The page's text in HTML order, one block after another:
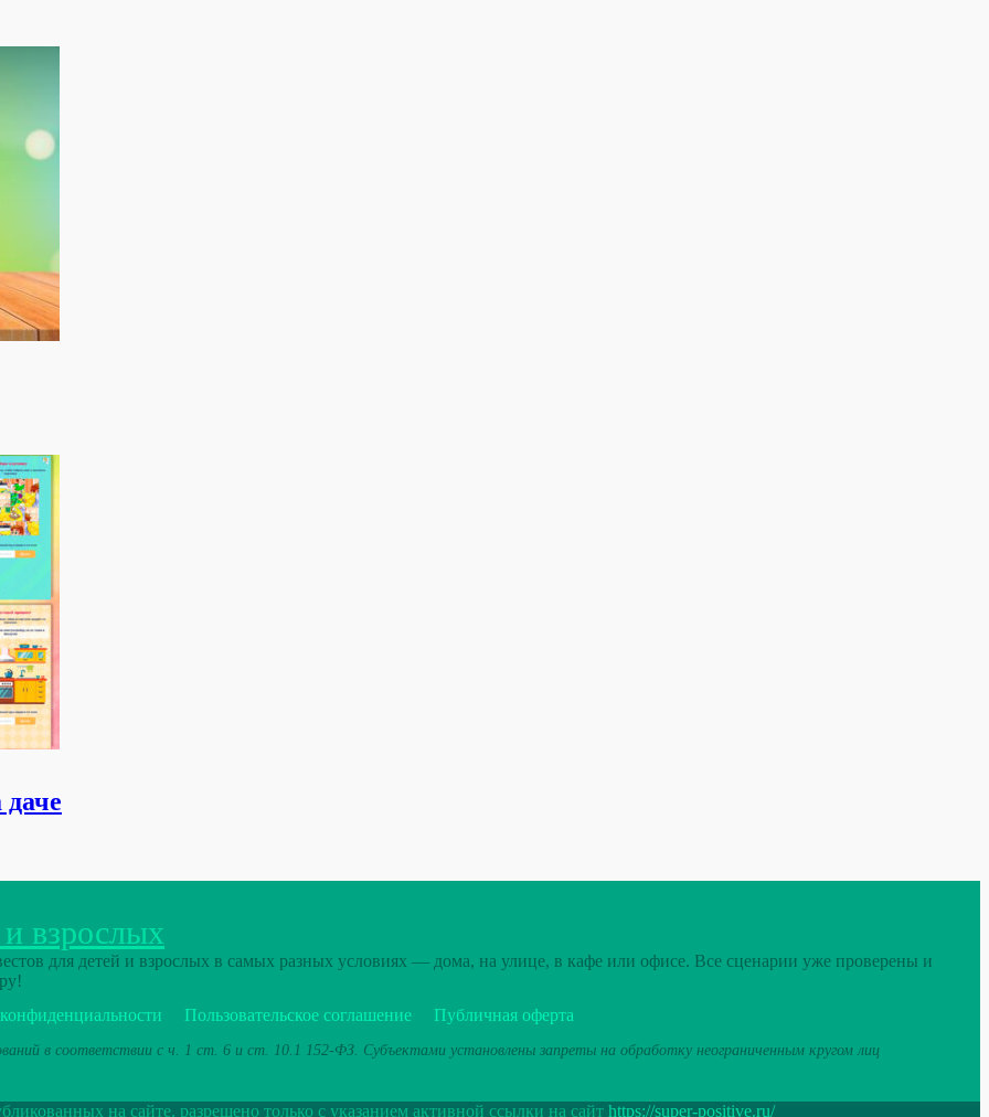
взрослых
для детей и взрослых в самых разных условиях — дома, на улице, в кафе или офисе. Все сценарии уже проверены и
Пользовательское соглашение Публичная оферта
в соответствии с ч. 1 ст. 6 и ст. 10.1 152-ФЗ. Субъектами установлены запреты на обработку неограниченным кругом лиц
на сайте, разрешено только с указанием активной ссылки на сайт https://super-positive.ru/